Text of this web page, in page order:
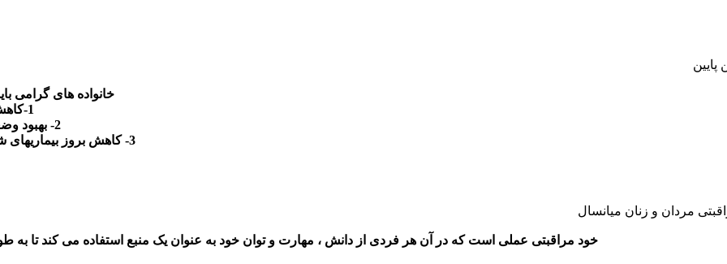
خانواده های گرامی
1-کاهش میزان مرگ ومیر کودکان زیر 5 سال
2- بهبود وضعیت تغذیه ، رشد وتکامل کودکان زیر 5 سال
3- کاهش بروز بیماریهای شایع در کودکان ، تسریع در بهبودی در صورت ابتلا می گردد.
مردان و زنان میانسال
خود مراقبتی عملی است که در آن هر فردی از دانش ، مهارت و توان خود به عنوان یک منبع استفاده می کند تا